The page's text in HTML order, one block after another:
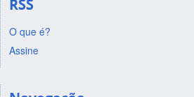
RSS
O que é?
Assine